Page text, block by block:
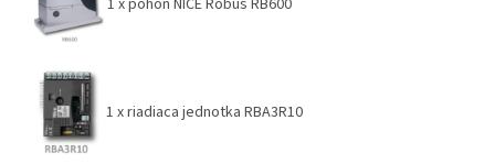
1 x riadiaca jednotka RBA3R10